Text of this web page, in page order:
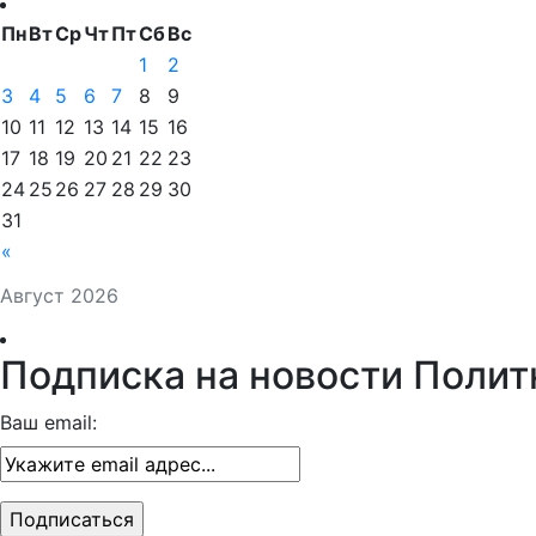
Август 2026
ПнВтСрЧтПтСбВс
«
1
2
3
4 5 6 7 8
9
10 11 12 13 14 15 16
17 18 19 20 21 22 23
24 25 26 27 28 29 30
31
Подписка на новости
Ваш email: